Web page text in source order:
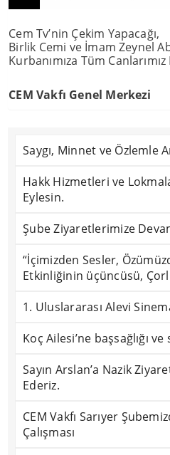
Cem Tv’nin Çekim Yapacağı,
Birlik Cemi ve İmam Zeynel
Kurbanımıza Tüm
CEM Vakfı Genel Merkezi
Saygı, Minnet ve Özlemle
Hakk Hizmetleri ve
Eylesin.
Şube Ziyaretlerimize
“İçimizden Sesler,
Etkinliğinin üçüncüsü,
1. Uluslararası Alevi
Koç Ailesi’ne başsağlığı
Sayın Arslan’a Nazik
Ederiz.
CEM Vakfı Sarıyer
Çalışması